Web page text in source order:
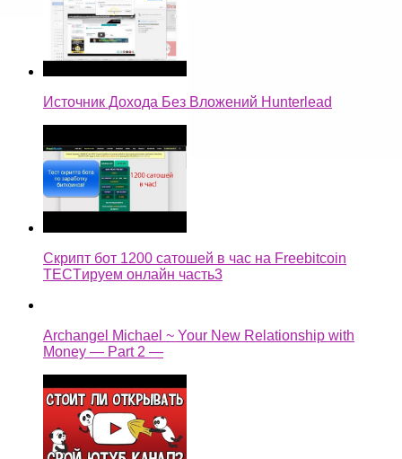
Источник Дохода Без Вложений Hunterlead
Скрипт бот 1200 сатошей в час на Freebitcoin
TECTируем онлайн часть3
Archangel Michael ~ Your New Relationship with
Money — Part 2 —